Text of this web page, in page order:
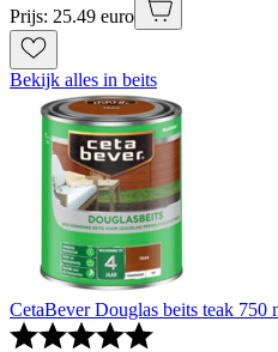
Prijs: 25.49 euro
Bekijk alles in beits
CetaBever Douglas beits teak 750